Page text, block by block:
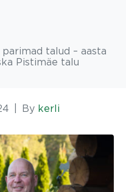
talud – aasta
Pistimäe talu
By kerli